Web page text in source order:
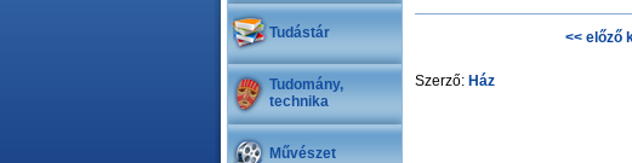
Tudástár
Tudomány,
technika
Művészet
<< előző
Szerző: Ház